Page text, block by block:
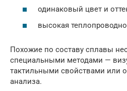
одинаковый цвет и
высокая
Похожие по составу сплавы
специальными методами —
тактильными свойствами или
анализа.